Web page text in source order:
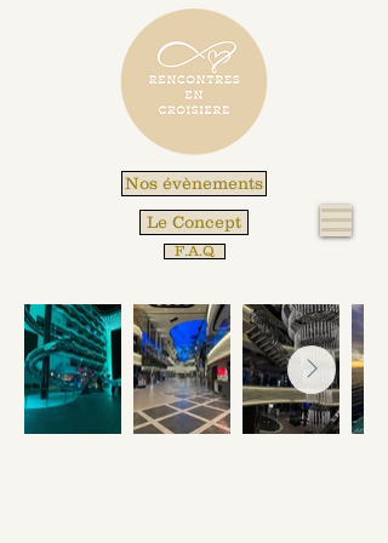
Nos évènements
Le Concept
F.A.Q